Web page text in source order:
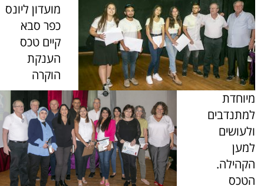
מועדון ליונס
כפר סבא
קיים טכס
הענקת
הוקרה
מיוחדת
למתנדבים
ולעושים
למען
הקהילה.
הטכס